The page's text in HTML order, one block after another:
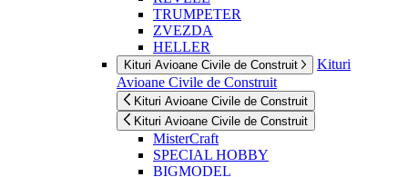
TRUMPETER
ZVEZDA
HELLER
Kituri Avioane Civile de Construit
Kituri
Avioane Civile de Construit
Kituri Avioane Civile de Construit
Kituri Avioane Civile de Construit
MisterCraft
SPECIAL HOBBY
BIGMODEL